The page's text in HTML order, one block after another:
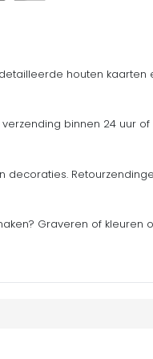
houten kaarten
binnen 24 uur
decoraties.
Graveren of kleuren